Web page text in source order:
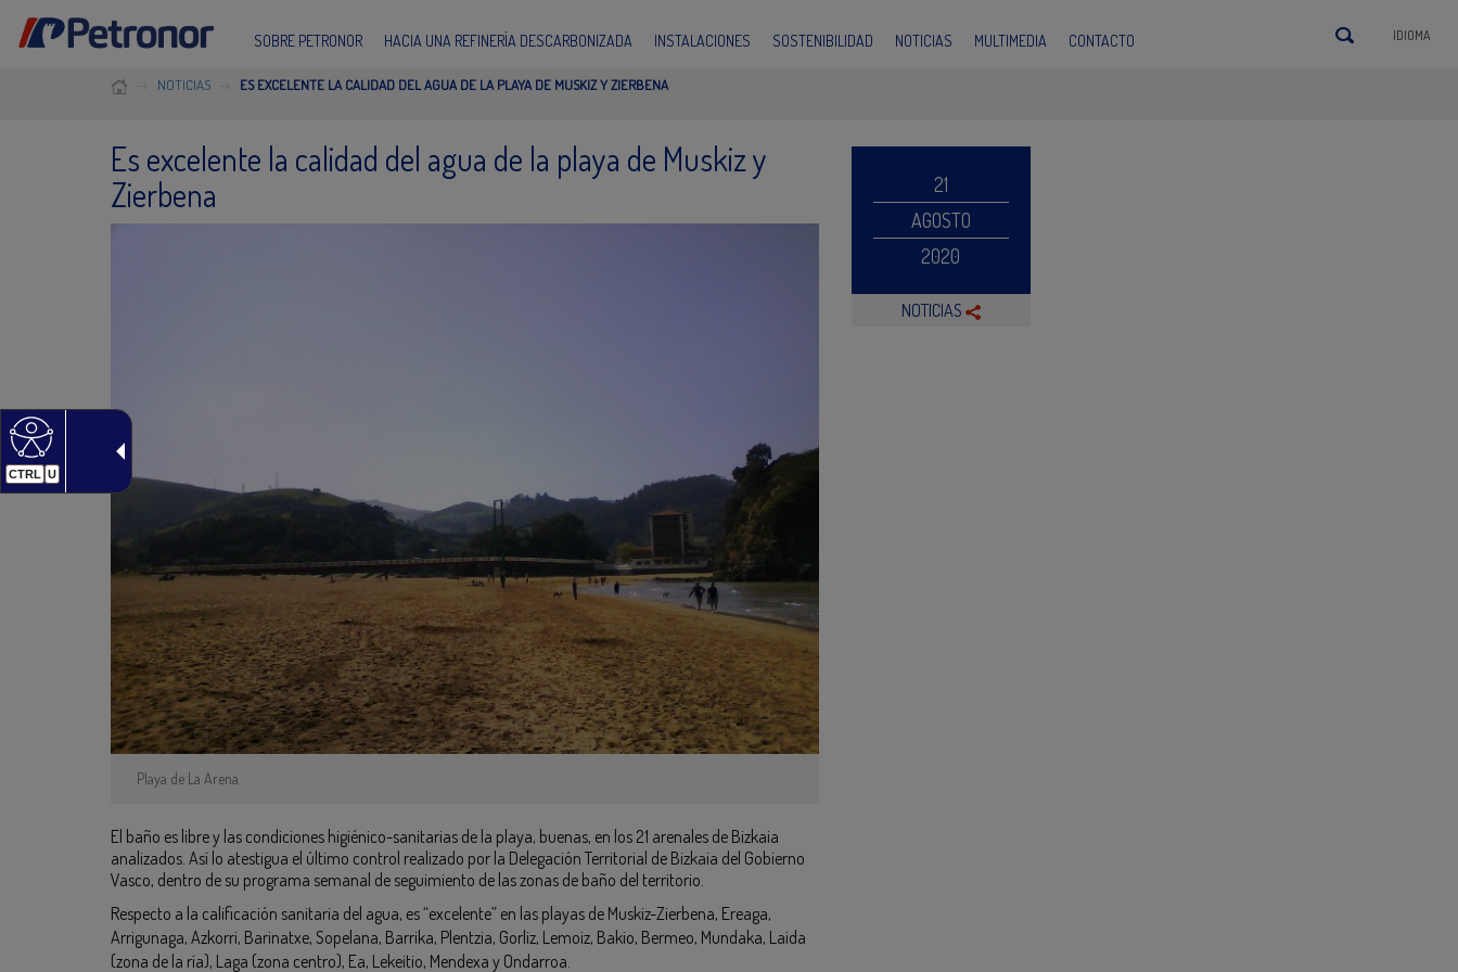
CTRL U
SOBRE PETRONOR HACIA UNA REFINERÍA DESCARBONIZADA INSTALACIONES SOSTENIBILIDAD NOTICIAS MULTIMEDIA CONTACTO IDIOMA
NOTICIAS ES EXCELENTE LA CALIDAD DEL AGUA DE LA PLAYA DE MUSKIZ Y ZIERBENA
Es excelente la calidad del agua de la playa de Muskiz y
Zierbena
Playa de La Arena.
El baño es libre y las condiciones higiénico-sanitarias de la playa, buenas, en los 21 arenales de Bizkaia
analizados. Así lo atestigua el último control realizado por la Delegación Territorial de Bizkaia del Gobierno
Vasco, dentro de su programa semanal de seguimiento de las zonas de baño del territorio.
Respecto a la calificación sanitaria del agua, es “excelente” en las playas de Muskiz-Zierbena, Ereaga,
Arrigunaga, Azkorri, Barinatxe, Sopelana, Barrika, Plentzia, Gorliz, Lemoiz, Bakio, Bermeo, Mundaka, Laida
(zona de la ría), Laga (zona centro), Ea, Lekeitio, Mendexa y Ondarroa.
21
AGOSTO
2020
NOTICIAS